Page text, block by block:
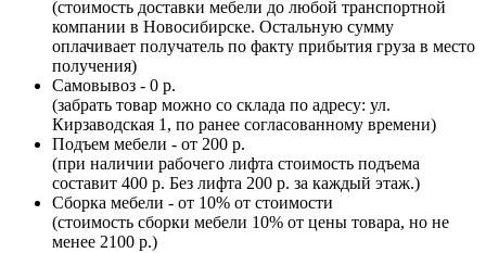
(стоимость доставки мебели до любой транспортной
компании в Новосибирске. Остальную сумму
оплачивает получатель по факту прибытия груза в место
получения)
Самовывоз - 0 р.
(забрать товар можно со склада по адресу: ул.
Кирзаводская 1, по ранее согласованному времени)
Подъем мебели - от 200 р.
(при наличии рабочего лифта стоимость подъема
составит 400 р. Без лифта 200 р. за каждый этаж.)
Сборка мебели - от 10% от стоимости
(стоимость сборки мебели 10% от цены товара, но не
менее 2100 р.)